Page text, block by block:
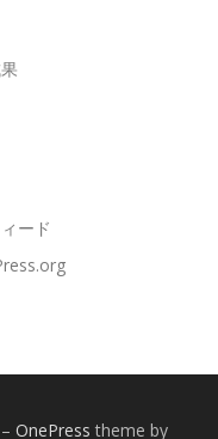
ード
– OnePress theme by